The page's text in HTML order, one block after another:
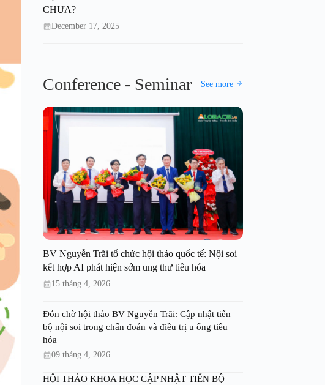
CHƯA?
December 17, 2025
Conference - Seminar See more
BV Nguyễn Trãi tổ chức hội thảo quốc tế: Nội soi
kết hợp AI phát hiện sớm ung thư tiêu hóa
15 tháng 4, 2026
Đón chờ hội thảo BV Nguyễn Trãi: Cập nhật tiến
bộ nội soi trong chẩn đoán và điều trị u ống tiêu
hóa
09 tháng 4, 2026
HỘI THẢO KHOA HỌC CẬP NHẬT TIẾN BỘ